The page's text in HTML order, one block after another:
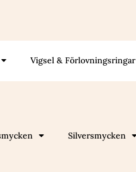
Vigsel & Förlovningsringar
Silversmycken